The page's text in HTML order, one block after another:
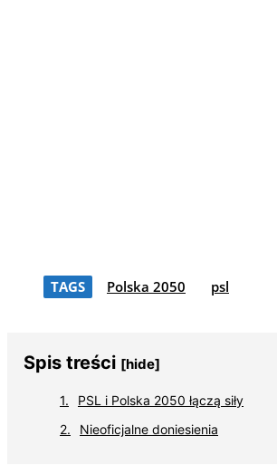
TAGS Polska 2050 psl
Spis treści [hide]
PSL i Polska 2050 łączą siły
Nieoficjalne doniesienia